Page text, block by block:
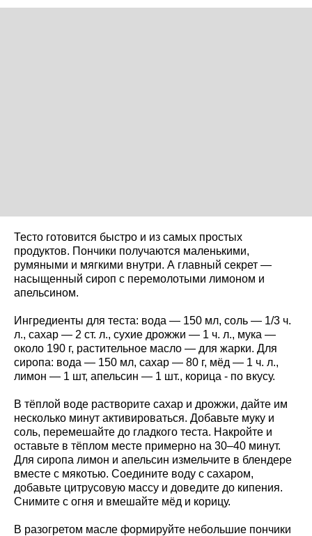
Тесто готовится быстро и из самых простых
продуктов. Пончики получаются маленькими,
румяными и мягкими внутри. А главный секрет —
насыщенный сироп с перемолотыми лимоном и
апельсином.
Ингредиенты для теста: вода — 150 мл, соль — 1/3 ч.
л., сахар — 2 ст. л., сухие дрожжи — 1 ч. л., мука —
около 190 г, растительное масло — для жарки. Для
сиропа: вода — 150 мл, сахар — 80 г, мёд — 1 ч. л.,
лимон — 1 шт, апельсин — 1 шт., корица - по вкусу.
В тёплой воде растворите сахар и дрожжи, дайте им
несколько минут активироваться. Добавьте муку и
соль, перемешайте до гладкого теста. Накройте и
оставьте в тёплом месте примерно на 30–40 минут.
Для сиропа лимон и апельсин измельчите в блендере
вместе с мякотью. Соедините воду с сахаром,
добавьте цитрусовую массу и доведите до кипения.
Снимите с огня и вмешайте мёд и корицу.
В разогретом масле формируйте небольшие пончики